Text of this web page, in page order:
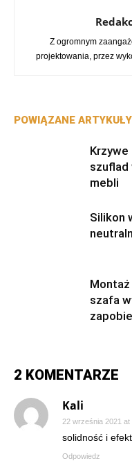
Z ogromnym
projektowania, przez
POWIĄZANE ARTYKUŁY
szuflad
mebli
Silikon
szafa
2 KOMENTARZE
Kali
22 września 2021 at
solidność i
Odpowiedz